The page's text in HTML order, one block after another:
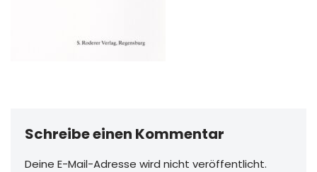
Schreibe einen Kommentar
Deine E-Mail-Adresse wird nicht veröffentlicht.